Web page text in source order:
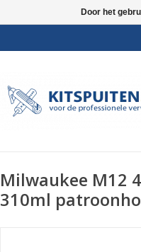
Milwaukee M12
310ml
Door het